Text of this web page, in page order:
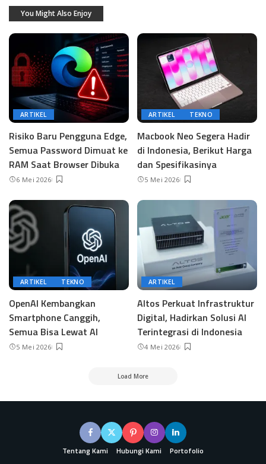
You Might Also Enjoy
ARTIKEL
Risiko Baru Pengguna Edge,
Semua Password Dimuat ke
RAM Saat Browser Dibuka
6 Mei 2026
ARTIKEL TEKNO
Macbook Neo Segera Hadir
di Indonesia, Berikut Harga
dan Spesifikasinya
5 Mei 2026
ARTIKEL TEKNO
OpenAI Kembangkan
Smartphone Canggih,
Semua Bisa Lewat AI
5 Mei 2026
ARTIKEL
Altos Perkuat Infrastruktur
Digital, Hadirkan Solusi AI
Terintegrasi di Indonesia
4 Mei 2026
Load More
Tentang Kami Hubungi Kami Portofolio